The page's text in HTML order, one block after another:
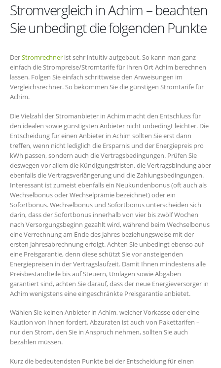
Stromvergleich in Achim – beachten
Sie unbedingt die folgenden Punkte
DerStromrechner ist sehr intuitiv aufgebaut. So kann man ganz
einfach die Strompreise/Stromtarife für Ihren Ort Achim berechnen
lassen. Folgen Sie einfach schrittweise den Anweisungen im
Vergleichsrechner. So bekommen Sie die günstigen Stromtarife für
Achim.
Die Vielzahl der Stromanbieter in Achim macht den Entschluss für
den idealen sowie günstigsten Anbieter nicht unbedingt leichter. Die
Entscheidung für einen Anbieter in Achim sollten Sie erst dann
treffen, wenn nicht lediglich die Ersparnis und der Energiepreis pro
kWh passen, sondern auch die Vertragsbedingungen. Prüfen Sie
deswegen vor allem die Kündigungsfristen, die Vertragsbindung aber
ebenfalls die Vertragsverlängerung und die Zahlungsbedingungen.
Interessant ist zumeist ebenfalls ein Neukundenbonus (oft auch als
Wechselbonus oder Wechselprämie bezeichnet) oder ein
Sofortbonus. Wechselbonus und Sofortbonus unterscheiden sich
darin, dass der Sofortbonus innerhalb von vier bis zwölf Wochen
nach Versorgungsbeginn gezahlt wird, während beim Wechselbonus
eine Verrechnung am Ende des Jahres beziehungsweise mit der
ersten Jahresabrechnung erfolgt. Achten Sie unbedingt ebenso auf
eine Preisgarantie, denn diese schützt Sie vor ansteigenden
Energiepreisen in der Vertragslaufzeit. Damit Ihnen mindestens alle
Preisbestandteile bis auf Steuern, Umlagen sowie Abgaben
garantiert sind, achten Sie darauf, dass der neue Energieversorger in
Achim wenigstens eine eingeschränkte Preisgarantie anbietet.
Wählen Sie keinen Anbieter in Achim, welcher Vorkasse oder eine
Kaution von Ihnen fordert. Abzuraten ist auch von Pakettarifen –
nur den Strom, den Sie in Anspruch nehmen, sollten Sie auch
bezahlen müssen.
Kurz die bedeutendsten Punkte bei der Entscheidung für einen